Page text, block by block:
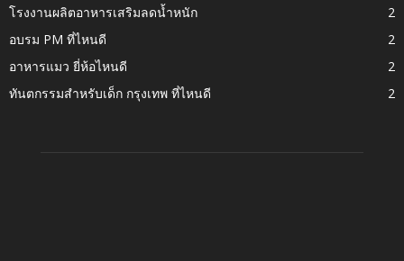
โรงงานผลิตอาหารเสริมลดน้ำหนัก
2
อบรม PM ที่ไหนดี
2
อาหารแมว ยี่ห้อไหนดี
2
ทันตกรรมสำหรับเด็ก กรุงเทพ ที่ไหนดี
2